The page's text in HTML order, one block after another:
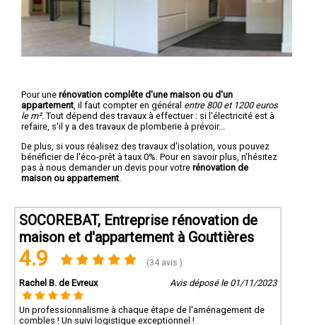
Pour une rénovation complête d'une maison ou d'un
appartement , il faut compter en général entre 800 et 1200 euros
le m². Tout dépend des travaux à effectuer : si l'électricité est à
refaire, s'il y a des travaux de plomberie à prévoir...
De plus, si vous réalisez des travaux d'isolation, vous pouvez
bénéficier de l'éco-prêt à taux 0%. Pour en savoir plus, n'hésitez
pas à nous demander un devis pour votre rénovation de
maison ou appartement
SOCOREBAT, Entreprise rénovation de
maison et d'appartement à Gouttières
4.9 (34 avis )
Rachel B. de Evreux Avis déposé le 01/11/2023
Un professionnalisme à chaque étape de l'aménagement de
combles ! Un suivi logistique exceptionnel !